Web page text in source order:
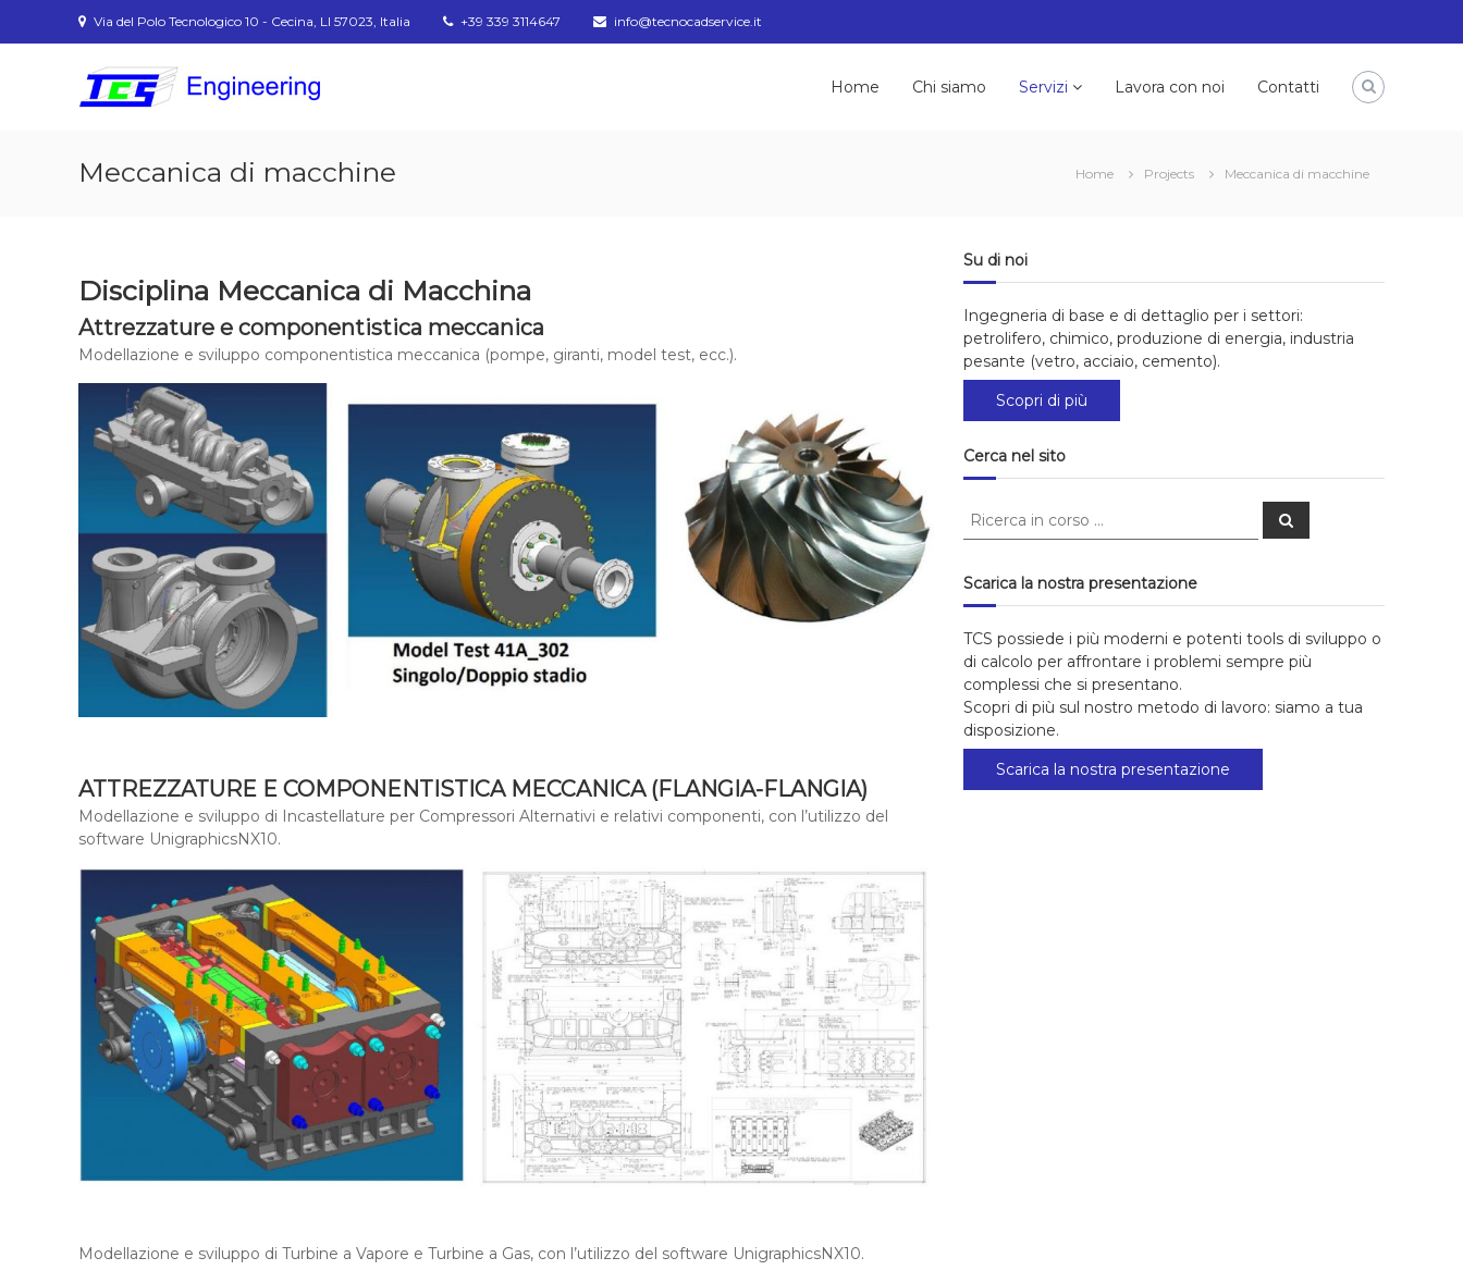
Via del Polo Tecnologico 10 - Cecina, LI 57023, Italia +39 339 3114647 info@tecnocadservice.it
Tecno
Cad
Home Chi siamo Servizi Lavora con noi Contatti
Meccanica di macchine Home Projects Meccanica di macchine
Disciplina Meccanica di Macchina
Attrezzature e componentistica meccanica
Modellazione e sviluppo componentistica meccanica (pompe, giranti, model test, ecc.).
ATTREZZATURE E COMPONENTISTICA MECCANICA (FLANGIA-FLANGIA)
Modellazione e sviluppo di Incastellature per Compressori Alternativi e relativi componenti, con l’utilizzo del
software UnigraphicsNX10.
Modellazione e sviluppo di Turbine a Vapore e Turbine a Gas, con l’utilizzo del software UnigraphicsNX10.
Su di noi
Ingegneria di base e di dettaglio per i settori:
petrolifero, chimico, produzione di energia, industria
pesante (vetro, acciaio, cemento).
Scopri di più
Cerca nel sito
Cerca: Cerca
Scarica la nostra presentazione
TCS possiede i più moderni e potenti tools di sviluppo o
di calcolo per affrontare i problemi sempre più
complessi che si presentano.
Scopri di più sul nostro metodo di lavoro: siamo a tua
disposizione.
Scarica la nostra presentazione